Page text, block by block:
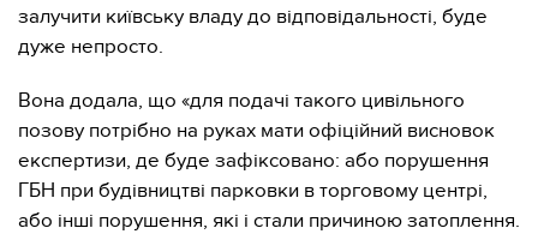
залучити київську владу до відповідальності, буде
дуже непросто.
Вона додала, що «для подачі такого цивільного
позову потрібно на руках мати офіційний висновок
експертизи, де буде зафіксовано: або порушення
ГБН при будівництві парковки в торговому центрі,
або інші порушення, які і стали причиною затоплення.